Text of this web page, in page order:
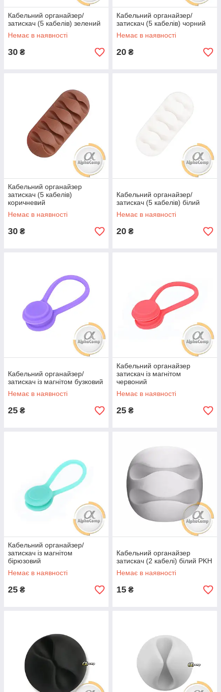
Кабельний органайзер/
затискач (5 кабелів) зелений
Немає в наявності
30 ₴
Кабельний органайзер/
затискач (5 кабелів) чорний
Немає в наявності
20 ₴
Кабельний органайзер
затискач (5 кабелів)
коричневий
Немає в наявності
30 ₴
Кабельний органайзер/
затискач (5 кабелів) білий
Немає в наявності
20 ₴
Кабельний органайзер/
затискач із магнітом бузковий
Немає в наявності
25 ₴
Кабельний органайзер
затискач із магнітом
червоний
Немає в наявності
25 ₴
Кабельний органайзер/
затискач із магнітом
бірюзовий
Немає в наявності
25 ₴
Кабельний органайзер
затискач (2 кабелі) білий PKH
Немає в наявності
15 ₴